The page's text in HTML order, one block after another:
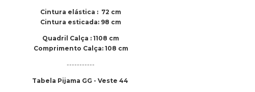
Cintura elástica : 72 cm
Cintura esticada: 98 cm
Quadril Calça : 1108 cm
Comprimento Calça: 108 cm
-----------
Tabela Pijama GG - Veste 44